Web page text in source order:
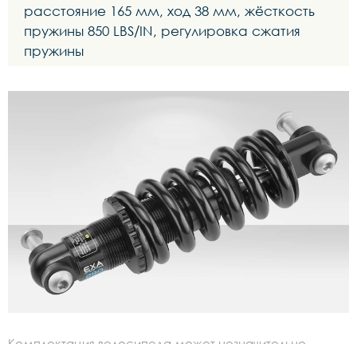
расстояние 165 мм, ход 38 мм, жёсткость
пружины 850 LBS/IN, регулировка сжатия
пружины